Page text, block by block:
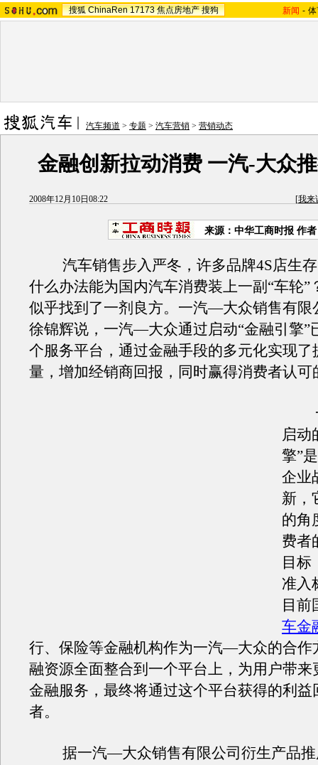
搜狐 ChinaRen 17173 焦点房地产 搜狗 新闻 -
汽车频道 > 专题 > 汽车营销 > 营销动态
金融创新拉动消费 一汽-大众
2008年12月10日08:22 [我来
来源：中华工商时报 作
汽车销售步入严冬，许多品牌4S店生存
什么办法能为国内汽车消费装上一副“车轮”
似乎找到了一剂良方。一汽—大众销售有限
徐锦辉说，一汽—大众通过启动“金融引擎”
个服务平台，通过金融手段的多元化实现了
量，增加经销商回报，同时赢得消费者认可
一
启动
擎”
企业
新，
的角
费者
目标
准入
目前
车金
行、保险等金融机构作为一汽—大众的合作
融资源全面整合到一个平台上，为用户带来
金融服务，最终将通过这个平台获得的利益
者。
据一汽—大众销售有限公司衍生产品推